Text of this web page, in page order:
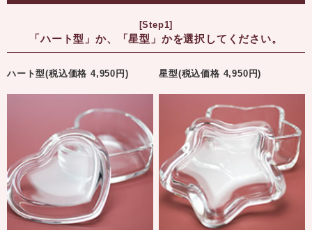
[Step1]
「ハート型」か、「星型」かを選択してください。
ハート型(税込価格 4,950円) 星型(税込価格 4,950円)